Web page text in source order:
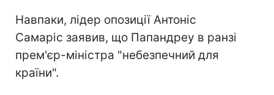
Навпаки, лідер опозиції Антоніс
Самаріс заявив, що Папандреу в ранзі
прем'єр-міністра "небезпечний для
країни".